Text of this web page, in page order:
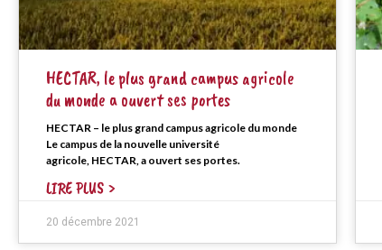
HECTAR, le plus grand campus agricole
du monde a ouvert ses portes
HECTAR – le plus grand campus agricole du monde
Le campus de la nouvelle université
agricole, HECTAR, a ouvert ses portes.
LIRE PLUS >
20 décembre 2021